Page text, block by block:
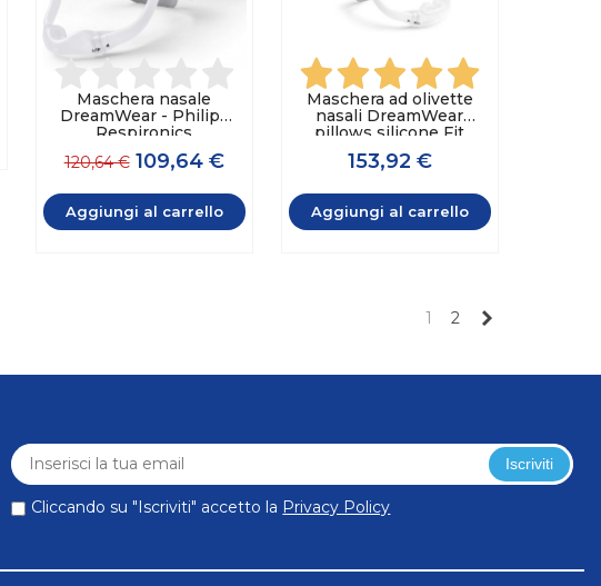
Maschera nasale
DreamWear - Philips
Respironics
120,64 € 109,64 €
Aggiungi al carrello
Maschera ad olivette
nasali DreamWear
pillows silicone Fit
Pack - Philips
Respironics
153,92 €
Aggiungi al carrello
1 2
Iscriviti
Cliccando su "Iscriviti" accetto la Privacy Policy